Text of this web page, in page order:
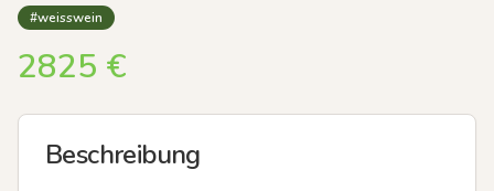
#weisswein
2825 €
Beschreibung